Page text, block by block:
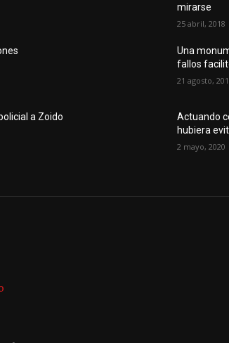
a Zoido
mirarse
25 abril, 2018
Una
fallos
21 agosto,
Actuando
hubiera
2 mayo, 2020